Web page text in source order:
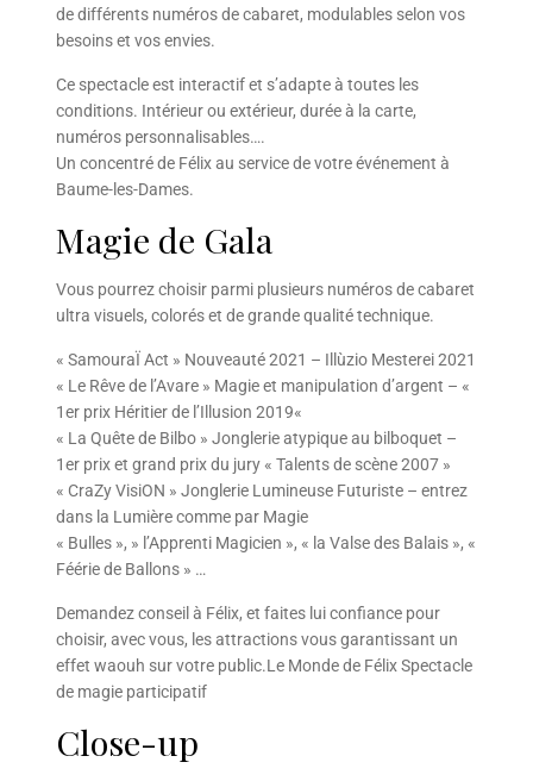
de différents numéros de cabaret, modulables selon vos
besoins et vos envies.
Ce spectacle est interactif et s’adapte à toutes les
conditions. Intérieur ou extérieur, durée à la carte,
numéros personnalisables….
Un concentré de Félix au service de votre événement à
Baume-les-Dames.
Magie de Gala
Vous pourrez choisir parmi plusieurs numéros de cabaret
ultra visuels, colorés et de grande qualité technique.
« SamouraÏ Act » Nouveauté 2021 – Illùzio Mesterei 2021
« Le Rêve de l’Avare » Magie et manipulation d’argent – «
1er prix Héritier de l’Illusion 2019«
« La Quête de Bilbo » Jonglerie atypique au bilboquet –
1er prix et grand prix du jury « Talents de scène 2007 »
« CraZy VisiON » Jonglerie Lumineuse Futuriste – entrez
dans la Lumière comme par Magie
« Bulles », » l’Apprenti Magicien », « la Valse des Balais », «
Féérie de Ballons » …
Demandez conseil à Félix, et faites lui confiance pour
choisir, avec vous, les attractions vous garantissant un
effet waouh sur votre public.Le Monde de Félix Spectacle
de magie participatif
Close-up